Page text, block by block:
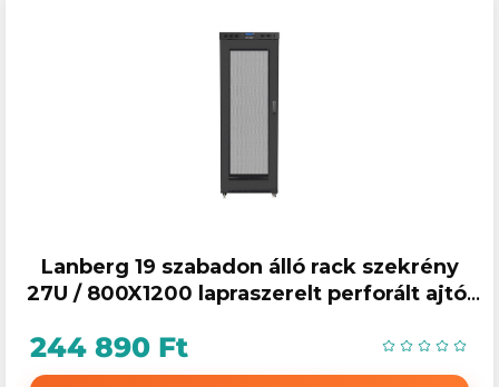
Lanberg 19 szabadon álló rack szekrény
27U / 800X1200 lapraszerelt perforált ajtó,
244 890 Ft